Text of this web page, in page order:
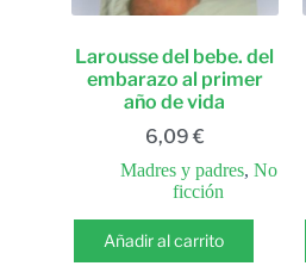
Larousse del bebe. del
embarazo al primer
año de vida
6,09 €
Madres y padres, No
ficción
Añadir al carrito